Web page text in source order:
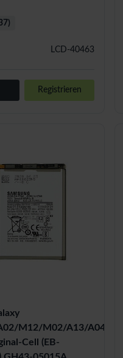
LCD-40463
Registrieren
M12/M02/A13/A04s
Cell (EB-